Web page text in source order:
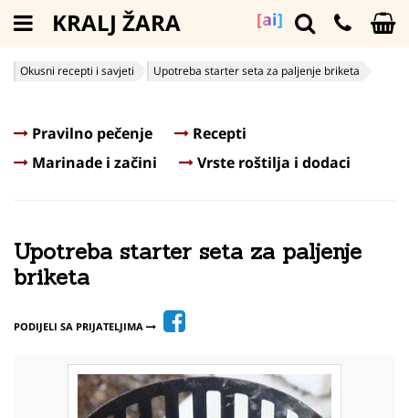
[ai]
KRALJ ŽARA
Okusni recepti i savjeti Upotreba starter seta za paljenje briketa
Pravilno pečenje
Recepti
Marinade i začini
Vrste roštilja i dodaci
Upotreba starter seta za paljenje
briketa
PODIJELI SA PRIJATELJIMA